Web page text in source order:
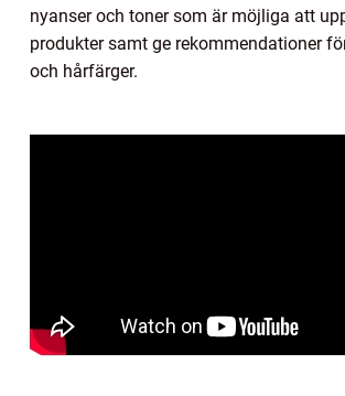
nyanser och toner som är möjliga att
produkter samt ge rekommendationer
och hårfärger.